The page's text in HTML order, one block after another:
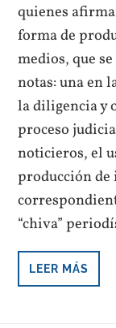
quienes
forma de
medios, que
notas: una en
la diligencia y
proceso
noticieros, el
producción
“chiva”
LEER MÁS